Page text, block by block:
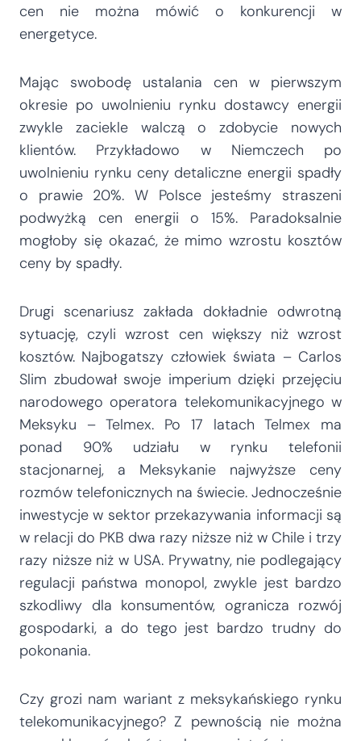
cen nie można mówić o konkurencji w
energetyce.
Mając swobodę ustalania cen w pierwszym
okresie po uwolnieniu rynku dostawcy energii
zwykle zaciekle walczą o zdobycie nowych
klientów. Przykładowo w Niemczech po
uwolnieniu rynku ceny detaliczne energii spadły
o prawie 20%. W Polsce jesteśmy straszeni
podwyżką cen energii o 15%. Paradoksalnie
mogłoby się okazać, że mimo wzrostu kosztów
ceny by spadły.
Drugi scenariusz zakłada dokładnie odwrotną
sytuację, czyli wzrost cen większy niż wzrost
kosztów. Najbogatszy człowiek świata – Carlos
Slim zbudował swoje imperium dzięki przejęciu
narodowego operatora telekomunikacyjnego w
Meksyku – Telmex. Po 17 latach Telmex ma
ponad 90% udziału w rynku telefonii
stacjonarnej, a Meksykanie najwyższe ceny
rozmów telefonicznych na świecie. Jednocześnie
inwestycje w sektor przekazywania informacji są
w relacji do PKB dwa razy niższe niż w Chile i trzy
razy niższe niż w USA. Prywatny, nie podlegający
regulacji państwa monopol, zwykle jest bardzo
szkodliwy dla konsumentów, ogranicza rozwój
gospodarki, a do tego jest bardzo trudny do
pokonania.
Czy grozi nam wariant z meksykańskiego rynku
telekomunikacyjnego? Z pewnością nie można